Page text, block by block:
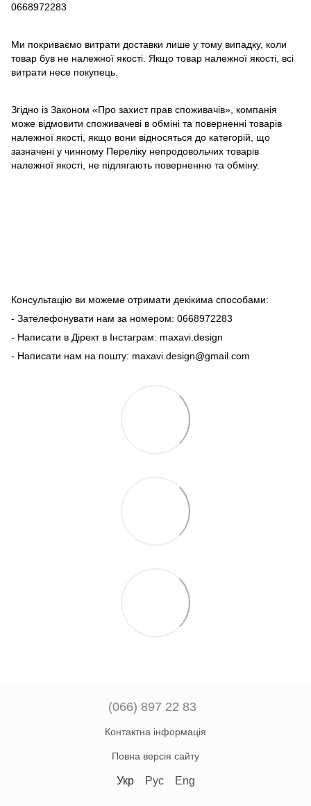
0668972283
Ми покриваємо витрати доставки лише у тому випадку, коли
товар був не належної якості. Якщо товар належної якості, всі
витрати несе покупець.
Згідно із Законом «Про захист прав споживачів», компанія
може відмовити споживачеві в обміні та поверненні товарів
належної якості, якщо вони відносяться до категорій, що
зазначені у чинному Переліку непродовольчих товарів
належної якості, не підлягають поверненню та обміну.
Консультацію ви можеме отримати декікима способами:
- Зателефонувати нам за номером: 0668972283
- Написати в Дірект в Інстаграм: maxavi.design
- Написати нам на пошту: maxavi.design@gmail.com
(066) 897 22 83
Контактна інформація
Повна версія сайту
Укр Рус Eng